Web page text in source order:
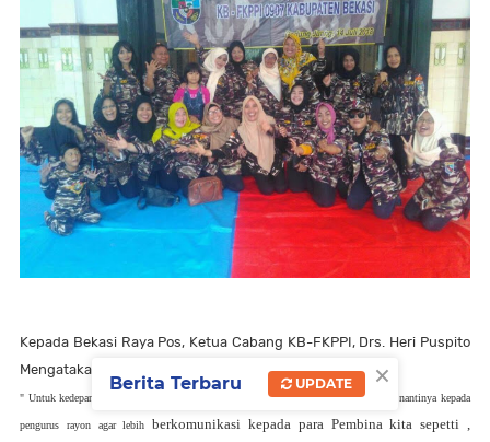
Kepada Bekasi Raya Pos, Ketua Cabang KB-FKPPI, Drs. Heri Puspito
Mengatakan
" Untuk kedepan Insya Allah akan kita bentuk rayon-rayon se-kabupaten Bekasi, dan nantinya kepada
pengurus rayon agar lebih berkomunikasi kepada para Pembina kita sepetti ,
×
Berita Terbaru UPDATE